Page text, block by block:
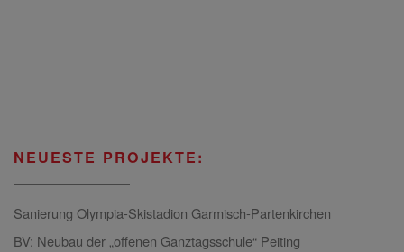
NEUESTE PROJEKTE:
Sanierung Olympia-Skistadion Garmisch-Partenkirchen
BV: Neubau der „offenen Ganztagsschule“ Peiting